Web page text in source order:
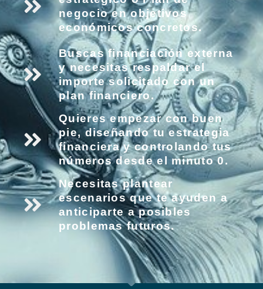
negocio en objetivos
económicos concretos.
Buscas financiación externa
y necesitas respaldar el
importe solicitado con un
plan financiero.
Quieres empezar con buen
pie, diseñando tu estrategia
financiera y controlando tus
números desde el minuto 0.
Necesitas plantear
escenarios que te ayuden a
anticiparte a posibles
problemas futuros.